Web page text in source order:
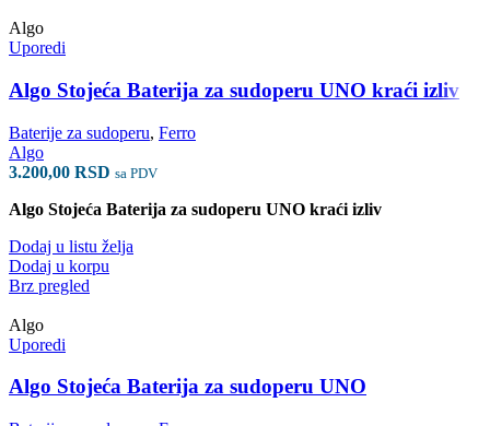
Algo
Uporedi
Algo Stojeća Baterija za sudoperu UNO kraći izliv
Baterije za sudoperu, Ferro
Algo
3.200,00 RSD sa PDV
Algo Stojeća Baterija za sudoperu UNO kraći izliv
Dodaj u listu želja
Dodaj u korpu
Brz pregled
Algo
Uporedi
Algo Stojeća Baterija za sudoperu UNO